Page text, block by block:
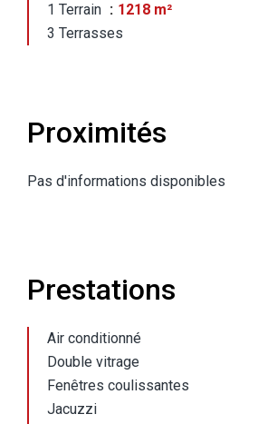
1 Terrain
1218 m²
3 Terrasses
Proximités
Pas d'informations disponibles
Prestations
Air conditionné
Double vitrage
Fenêtres coulissantes
Jacuzzi